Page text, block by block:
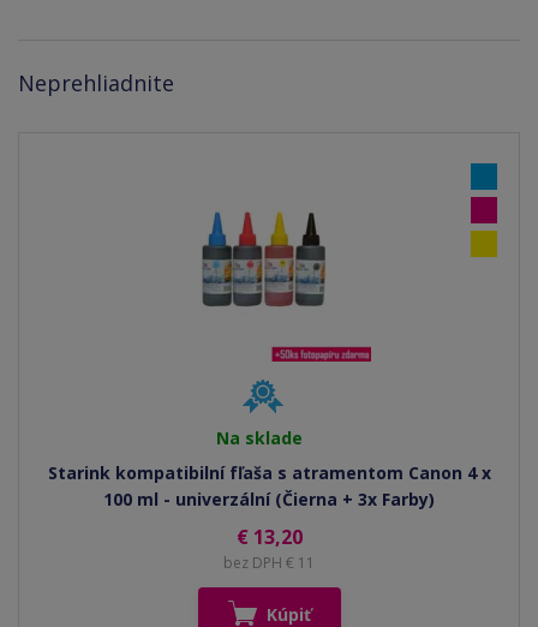
Neprehliadnite
Na sklade
Starink kompatibilní fľaša s atramentom Canon 4 x
100 ml - univerzální (Čierna + 3x Farby)
€ 13,20
bez DPH € 11
Kúpiť